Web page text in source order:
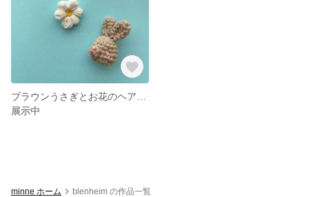
展示中
minne ホーム blenheim の作品一覧